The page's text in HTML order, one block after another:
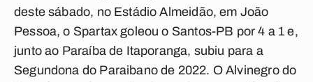
deste sábado, no Estádio Almeidão, em João
Pessoa, o Spartax goleou o Santos-PB por 4 a 1 e,
junto ao Paraíba de Itaporanga, subiu para a
Segundona do Paraibano de 2022. O Alvinegro do